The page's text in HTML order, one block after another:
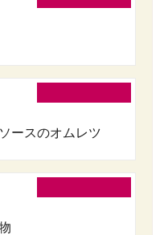
ースのオムレツ